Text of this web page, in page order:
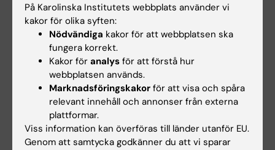
KI–MSD Strategic Partnership
Start:2016
Över 40forskningsstudier
Cirka 30vetenskapliga publikationer
Fokusområden:onkologi,
infektionssjukdomar, neurologi,
immunologi, oftalmologi, kardiometabola
sjukdomar samt metod- och
På Karolinska Institutets webbplats använder vi
kakor för olika syften:
Nödvändiga kakor för att webbplatsen ska
fungera korrekt.
Kakor för analys för att förstå hur
webbplatsen används.
Marknadsföringskakor för att visa och spåra
relevant innehåll och annonser från externa
plattformar.
Viss information kan överföras till länder utanför EU.
Genom att samtycka godkänner du att vi sparar